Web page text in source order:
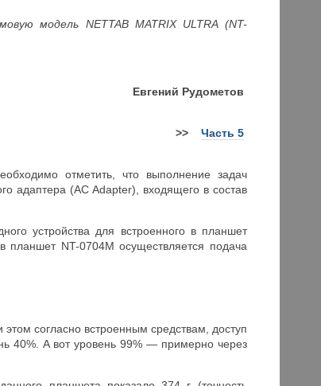
модель NETTAB MATRIX ULTRA (NT-
Евгений Рудометов
>> Часть 5
отметить, что выполнение задач
адаптера (AC Adapter), входящего в состав
устройства для встроенного в планшет
NT-0704M осуществляется подача
согласно встроенным средствам, доступ
40%. А вот уровень 99% — примерно через